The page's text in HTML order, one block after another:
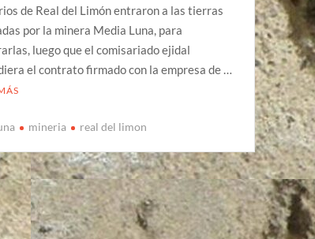
de Real del Limón entraron a las tierras
por la minera Media Luna, para
luego que el comisariado ejidal
el contrato firmado con la empresa de …
mineria real del limon